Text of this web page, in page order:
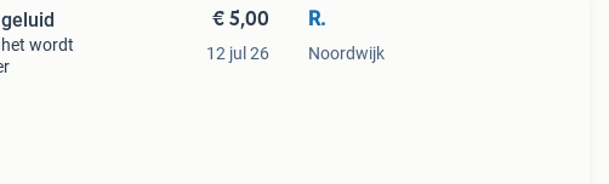
wordt
€ 5,00
12 jul 26
R.
Noordwijk